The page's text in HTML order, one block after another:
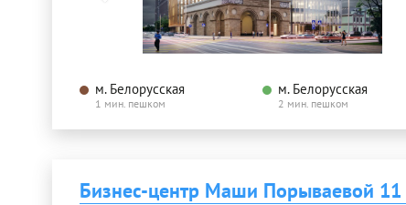
м. Белорусская
1 мин. пешком
м. Белорусская
2 мин. пешком
Бизнес-центр Маши Порываевой 11